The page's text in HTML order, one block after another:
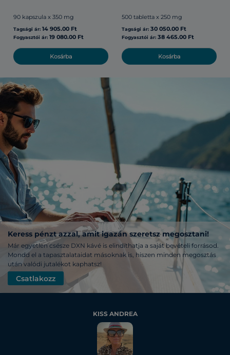
90 kapszula x 350 mg
Tagsági ár: 14 905.00 Ft
Fogyasztói ár: 19 080.00 Ft
Kosárba
500 tabletta x 250 mg
Tagsági ár:30 050.00 Ft
Fogyasztói ár:38 465.00 Ft
Kosárba
Keress pénzt azzal, amit igazán szeretsz megosztani!
Már egyetlen csésze DXN kávé is elindíthatja a saját bevételi forrásod.
Mondd el a tapasztalataidat másoknak is, hiszen minden megosztás
után valódi jutalékot kaphatsz!
Csatlakozz
KISS ANDREA